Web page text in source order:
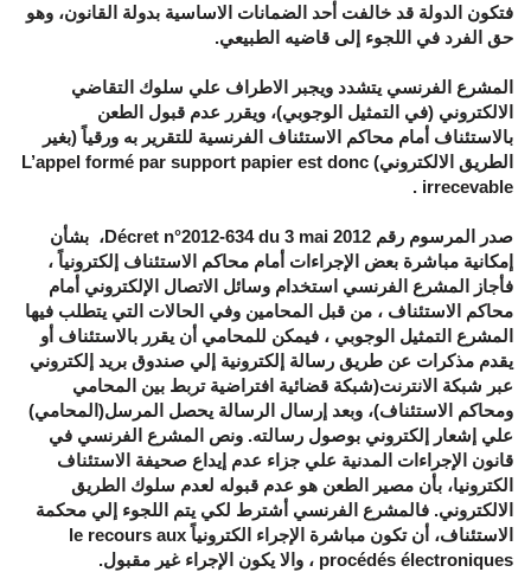
فتكون الدولة قد خالفت أحد الضمانات الاساسية بدولة القانون، وهو
حق الفرد في اللجوء إلى قاضيه الطبيعي.
المشرع الفرنسي يتشدد ويجبر الاطراف علي سلوك التقاضي
الالكتروني (في التمثيل الوجوبي)، ويقرر عدم قبول الطعن
بالاستئناف أمام محاكم الاستئناف الفرنسية للتقرير به ورقياً (بغير
الطريق الالكتروني) L’appel formé par support papier est donc
irrecevable .
صدر المرسوم رقم Décret n°2012-634 du 3 mai 2012، بشأن
إمكانية مباشرة بعض الإجراءات أمام محاكم الاستئناف إلكترونياً ،
فأجاز المشرع الفرنسي استخدام وسائل الاتصال الإلكتروني أمام
محاكم الاستئناف ، من قبل المحامين وفي الحالات التي يتطلب فيها
المشرع التمثيل الوجوبي ، فيمكن للمحامي أن يقرر بالاستئناف أو
يقدم مذكرات عن طريق رسالة إلكترونية إلي صندوق بريد إلكتروني
عبر شبكة الانترنت(شبكة قضائية افتراضية تربط بين المحامي
ومحاكم الاستئناف)، وبعد إرسال الرسالة يحصل المرسل(المحامي)
علي إشعار إلكتروني بوصول رسالته. ونص المشرع الفرنسي في
قانون الإجراءات المدنية علي جزاء عدم إيداع صحيفة الاستئناف
الكترونيا، بأن مصير الطعن هو عدم قبوله لعدم سلوك الطريق
الالكتروني. فالمشرع الفرنسي أشترط لكي يتم اللجوء إلي محكمة
الاستئناف، أن تكون مباشرة الإجراء الكترونياً le recours aux
procédés électroniques ، والا يكون الإجراء غير مقبول.